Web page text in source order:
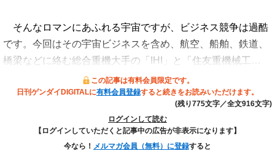
そんなロマンにあふれる宇宙ですが、ビジネス競争は過酷
です。今回はその宇宙ビジネスを含め、航空、船舶、鉄道、
橋梁などに絡む総合重機大手の「IHI」と「住友重機械工…
この記事は有料会員限定です。
日刊ゲンダイDIGITALに有料会員登録すると続きをお読みいただけます。
(残り775文字／全文916文字)
ログインして読む
【ログインしていただくと記事中の広告が非表示になります】
今なら！ メルマガ会員（無料）に登録すると